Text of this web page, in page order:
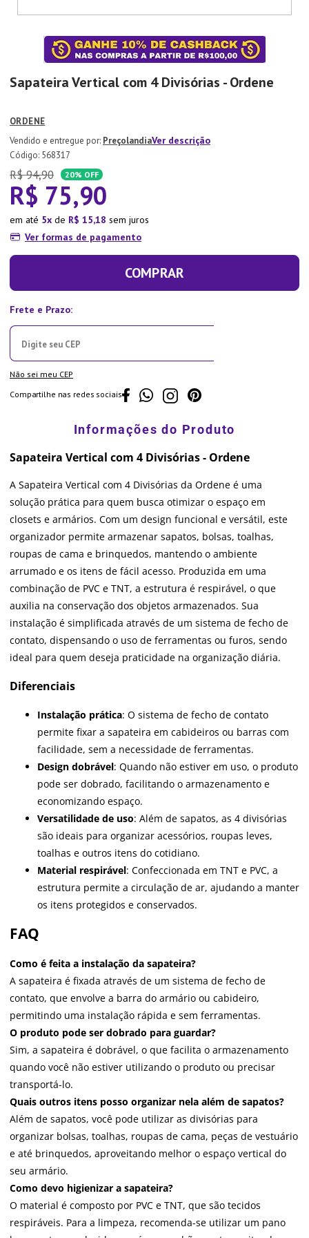
Sapateira Vertical com 4 Divisórias - Ordene
ORDENE
PreçolandiaVer descrição
: 568317
R$ 94,90 20% OFF
R$ 75,90
em até 5 de R$ 15,18 sem juros
Ver formas de pagamento
COMPRAR
Não sei meu CEP
Compartilhe nas redes sociais
Sapateira Vertical com 4 Divisórias - Ordene
A Sapateira Vertical com 4 Divisórias da Ordene é uma
solução prática para quem busca otimizar o espaço em
closets e armários. Com um design funcional e versátil, este
organizador permite armazenar sapatos, bolsas, toalhas,
roupas de cama e brinquedos, mantendo o ambiente
arrumado e os itens de fácil acesso. Produzida em uma
combinação de PVC e TNT, a estrutura é respirável, o que
auxilia na conservação dos objetos armazenados. Sua
instalação é simplificada através de um sistema de fecho de
contato, dispensando o uso de ferramentas ou furos, sendo
ideal para quem deseja praticidade na organização diária.
Diferenciais
Instalação prática: O sistema de fecho de contato
permite fixar a sapateira em cabideiros ou barras com
facilidade, sem a necessidade de ferramentas.
Design dobrável: Quando não estiver em uso, o produto
pode ser dobrado, facilitando o armazenamento e
economizando espaço.
Versatilidade de uso: Além de sapatos, as 4 divisórias
são ideais para organizar acessórios, roupas leves,
toalhas e outros itens do cotidiano.
Material respirável: Confeccionada em TNT e PVC, a
estrutura permite a circulação de ar, ajudando a manter
os itens protegidos e conservados.
FAQ
Como é feita a instalação da sapateira?
A sapateira é fixada através de um sistema de fecho de
contato, que envolve a barra do armário ou cabideiro,
permitindo uma instalação rápida e sem ferramentas.
O produto pode ser dobrado para guardar?
Sim, a sapateira é dobrável, o que facilita o armazenamento
quando você não estiver utilizando o produto ou precisar
transportá-lo.
Quais outros itens posso organizar nela além de sapatos?
Além de sapatos, você pode utilizar as divisórias para
organizar bolsas, toalhas, roupas de cama, peças de vestuário
e até brinquedos, aproveitando melhor o espaço vertical do
seu armário.
Como devo higienizar a sapateira?
O material é composto por PVC e TNT, que são tecidos
respiráveis. Para a limpeza, recomenda-se utilizar um pano
7º
Copo
Aparelho Jantar
Lixeira
10º Panela Pressão